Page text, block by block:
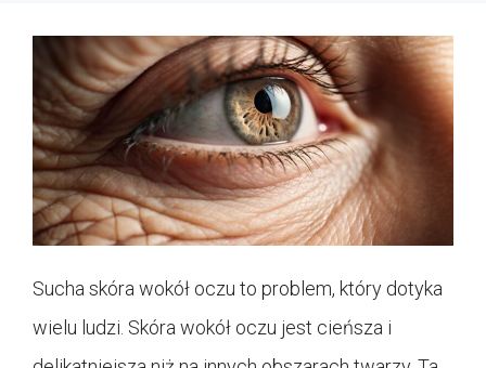
Sucha skóra wokół oczu to problem, który dotyka
wielu ludzi. Skóra wokół oczu jest cieńsza i